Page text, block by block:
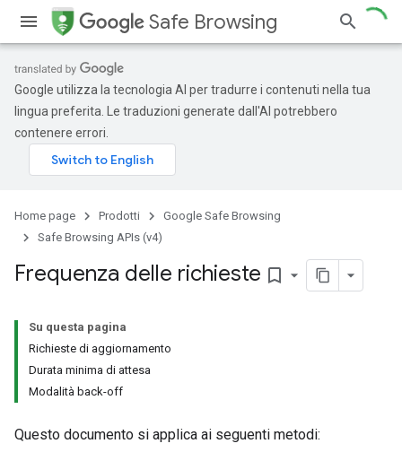
Safe Browsing
Google utilizza la tecnologia AI per tradurre i contenuti nella tua
lingua preferita. Le traduzioni generate dall'AI potrebbero
contenere errori.
Home page Prodotti
Google Safe Browsing
Safe Browsing APIs (v4)
Frequenza delle richieste bookmark_border
Su questa pagina
Richieste di aggiornamento
Durata minima di attesa
Modalità back-off
Questo documento si applica ai seguenti metodi: